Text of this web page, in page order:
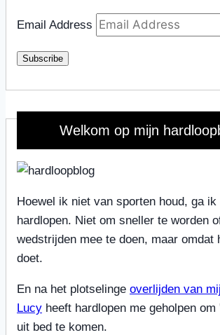
Email Address
Subscribe
Welkom op mijn
Hoewel ik niet van sporten houd, ga ik
hardlopen. Niet om sneller te worden
wedstrijden mee te doen, maar omdat
doet.
En na het plotselinge overlijden van
Lucy heeft hardlopen me geholpen
uit bed te komen.